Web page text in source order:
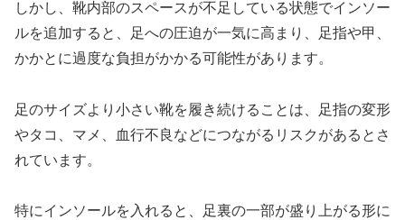
しかし、靴内部のスペースが不足している状態でインソー
ルを追加すると、足への圧迫が一気に高まり、足指や甲、
かかとに過度な負担がかかる可能性があります。
足のサイズより小さい靴を履き続けることは、足指の変形
やタコ、マメ、血行不良などにつながるリスクがあるとさ
れています。
特にインソールを入れると、足裏の一部が盛り上がる形に